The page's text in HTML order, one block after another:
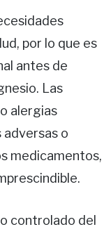
por lo que es
antes de
Las
alergias
o
medicamentos,
controlado del